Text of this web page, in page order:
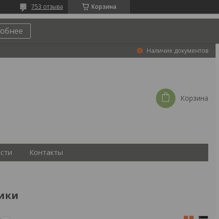
Корзина
753 отзыва
Наличие документов
Корзина
Контакты